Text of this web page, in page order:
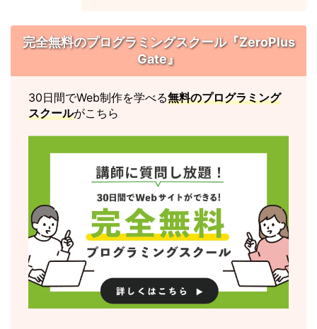
完全無料のプログラミングスクール『ZeroPlus
Gate』
30日間でWeb制作を学べる無料のプログラミング
スクールがこちら